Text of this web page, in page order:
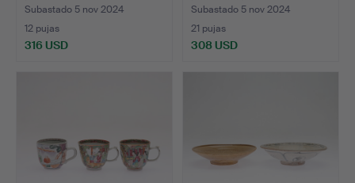
Subastado 5 nov 2024
12 pujas
316 USD
Subastado 5 nov 2024
21 pujas
308 USD